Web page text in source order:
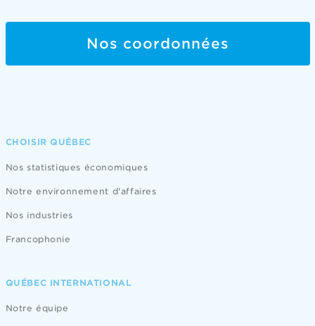
Nos coordonnées
CHOISIR QUÉBEC
Nos statistiques économiques
Notre environnement d'affaires
Nos industries
Francophonie
QUÉBEC INTERNATIONAL
Notre équipe